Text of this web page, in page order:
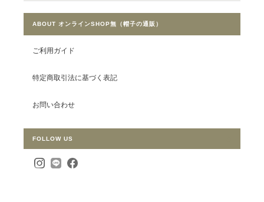
ABOUT オンラインSHOP無（帽子の通販）
ご利用ガイド
特定商取引法に基づく表記
お問い合わせ
FOLLOW US